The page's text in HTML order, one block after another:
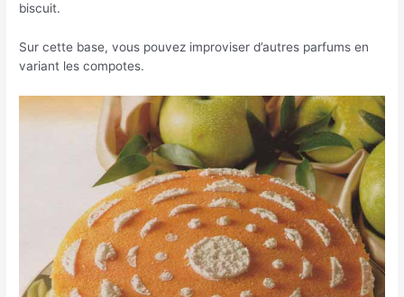
biscuit.
Sur cette base, vous pouvez improviser d’autres parfums en
variant les compotes.